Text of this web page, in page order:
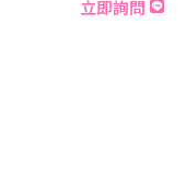
立即詢問